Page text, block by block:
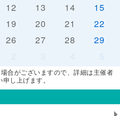
12 13 14
15
19 20 21
22
26 27 28
29
5
合がございますので、詳細は主催者
し上げます。